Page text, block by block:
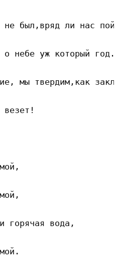
не был,вряд ли нас
небе уж который год..
мы твердим,как
везет!
горячая вода,